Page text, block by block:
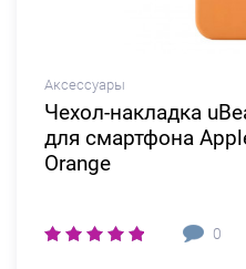
Аксессуары
Чехол-накладка
для смартфона
Orange
0